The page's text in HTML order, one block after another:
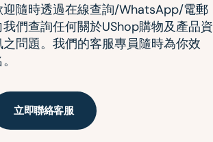
迎隨時透過在線查詢/WhatsApp/電郵
我們查詢任何關於UShop購物及產品資
之問題。我們的客服專員隨時為你效
立即聯絡客服